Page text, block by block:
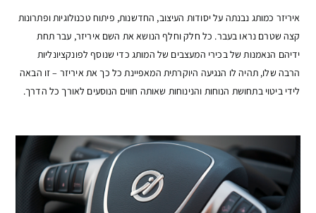
איריזר כמותג נבנתה על יסודות העיצוב, החדשנות, פיתוח טכנולוגיות ופתרונות
קצה שטרם נראו בעבר. כל חלק וחלף הנושא את השם איריזר, עבר תחת
ידיהם הנאמנות של בכירי המעצבים של המותג כדי שנוסף לפונקציונליות
הרבה שלו, תהיה לו הנגיעה היוקרתית המאפיינת כל כך את איריזר – זו הבאה
לידי ביטוי בתחושת הנוחות והנינוחות שאותה חווים הנוסעים לאורך כל הדרך.